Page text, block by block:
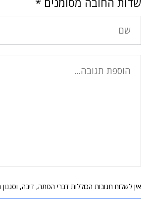
אין לשלוח תגובות הכוללות דברי הסתה, דיבה,